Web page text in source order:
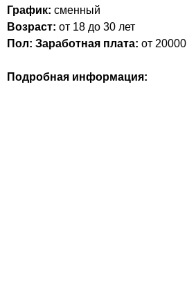
График: сменный
Возраст: от 18 до 30 лет
Пол: Заработная плата: от 20000
Подробная информация: